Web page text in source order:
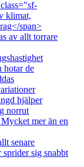
klimat,
span>
av allt torrare
hotar de
hjälper
norrut
mer än en
senare
sig snabbt